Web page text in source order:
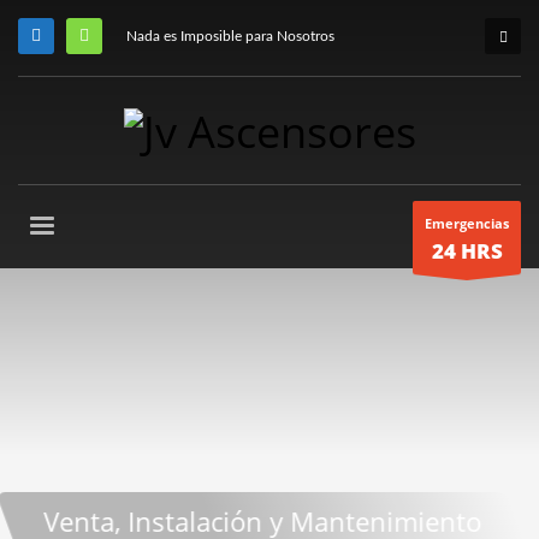
Nada es Imposible para Nosotros
Emergencias
24 HRS
Instalación y Mantenimiento